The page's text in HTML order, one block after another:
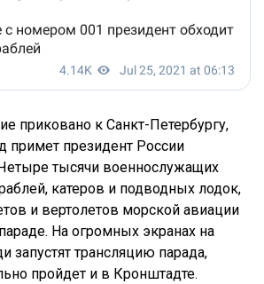
приковано к Санкт-Петербургу,
примет президент России
тысячи военнослужащих
катеров и подводных лодок,
и вертолетов морской авиации
На огромных экранах на
запустят трансляцию парада,
пройдет и в Кронштадте.